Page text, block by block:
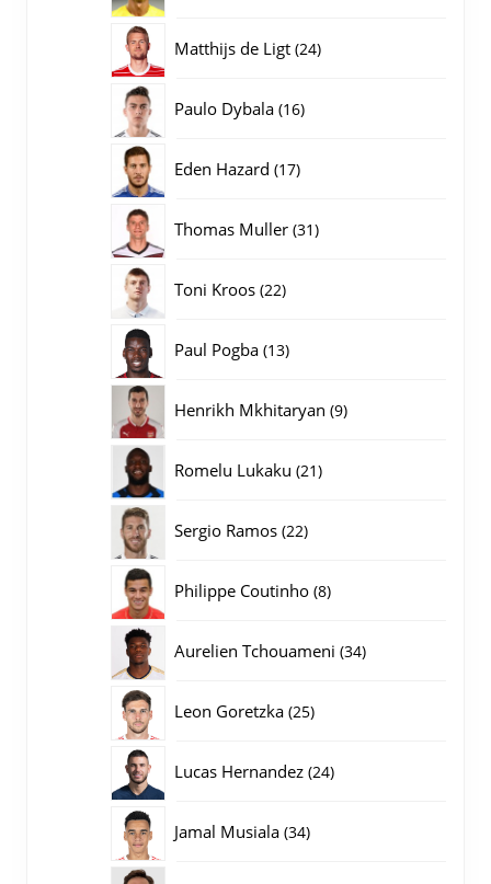
Matthijs de Ligt 2424
Paulo Dybala 1616
Eden Hazard 1717
Thomas Muller 3131
Toni Kroos 2222
Paul Pogba 1313
Henrikh Mkhitaryan 99
Romelu Lukaku 2121
Sergio Ramos 2222
Philippe Coutinho 88
Aurelien Tchouameni 3434
Leon Goretzka 2525
Lucas Hernandez 2424
Jamal Musiala 3434